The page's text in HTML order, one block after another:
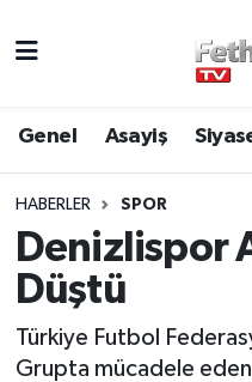
Genel Asayiş
HABERLER SPOR
Denizlispor
Düştü
Türkiye Futbol
Grupta mücadele
Asayiş
Eğitim
Ekonomi
Muğla Hava Durumu
Muğla Namaz
Muğla Trafik
Süper Lig Puan